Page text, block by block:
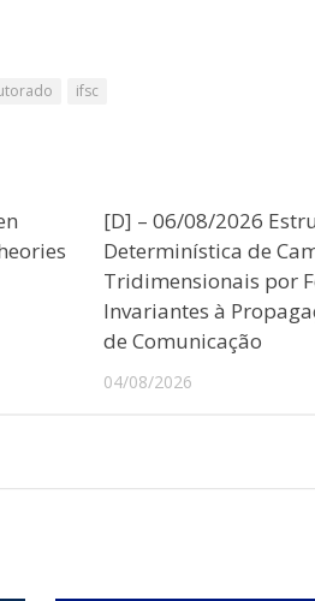
ifsc
[D] – 06/08/2026
Determinística de
Tridimensionais por
Invariantes à
de Comunicação
04/08/2026